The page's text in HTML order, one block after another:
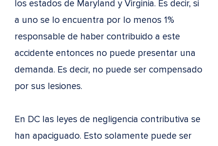
los estados de Maryland y Virginia. Es decir, si
a uno se lo encuentra por lo menos 1%
responsable de haber contribuido a este
accidente entonces no puede presentar una
demanda. Es decir, no puede ser compensado
por sus lesiones.
En DC las leyes de negligencia contributiva se
han apaciguado. Esto solamente puede ser